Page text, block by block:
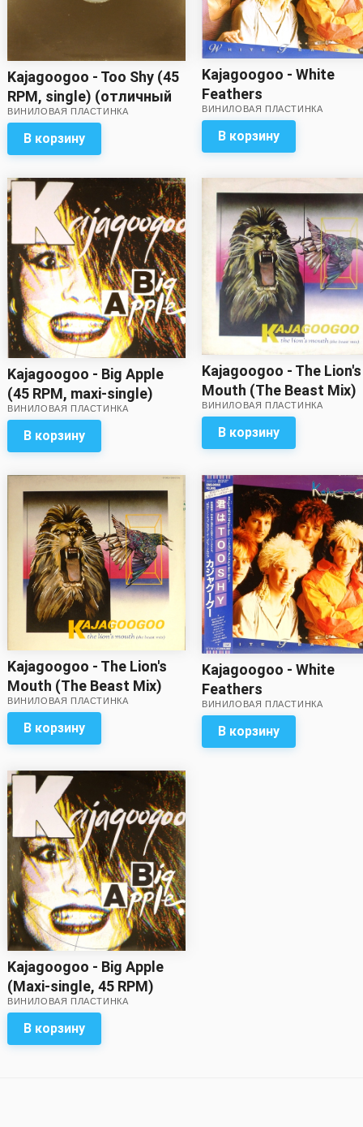
Kajagoogoo - Too Shy (45
RPM, single) (отличный
звук)
ВИНИЛОВАЯ ПЛАСТИНКА
В корзину
Kajagoogoo - White
Feathers
ВИНИЛОВАЯ ПЛАСТИНКА
В корзину
Kajagoogoo - Big Apple
(45 RPM, maxi-single)
ВИНИЛОВАЯ ПЛАСТИНКА
В корзину
Kajagoogoo - The Lion's
Mouth (The Beast Mix)
(45 RPM)
ВИНИЛОВАЯ ПЛАСТИНКА
В корзину
Kajagoogoo - The Lion's
Mouth (The Beast Mix)
(45 RPM) (звук
приближен к хорошему!)
ВИНИЛОВАЯ ПЛАСТИНКА
В корзину
Kajagoogoo - White
Feathers
ВИНИЛОВАЯ ПЛАСТИНКА
В корзину
Kajagoogoo - Big Apple
(Maxi-single, 45 RPM)
ВИНИЛОВАЯ ПЛАСТИНКА
В корзину